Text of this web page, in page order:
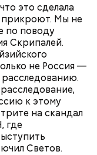
это сделала
прикроют. Мы не
по поводу
Скрипалей.
не Россия —
к этому
на скандал
где
Светов.
путешествие
рублей
рим. «ВМ»), —